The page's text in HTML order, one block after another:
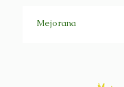
Mejorana